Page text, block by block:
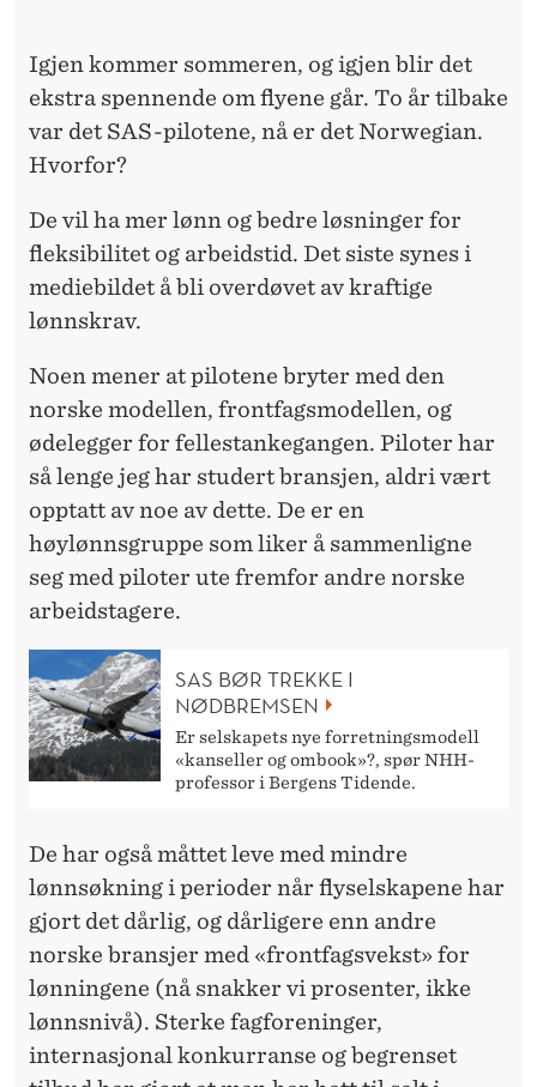
Igjen kommer sommeren, og igjen blir det
ekstra spennende om flyene går. To år tilbake
var det SAS-pilotene, nå er det Norwegian.
Hvorfor?
De vil ha mer lønn og bedre løsninger for
fleksibilitet og arbeidstid. Det siste synes i
mediebildet å bli overdøvet av kraftige
lønnskrav.
Noen mener at pilotene bryter med den
norske modellen, frontfagsmodellen, og
ødelegger for fellestankegangen. Piloter har
så lenge jeg har studert bransjen, aldri vært
opptatt av noe av dette. De er en
høylønnsgruppe som liker å sammenligne
seg med piloter ute fremfor andre norske
arbeidstagere.
SAS BØR TREKKE I
NØDBREMSEN
Er selskapets nye forretningsmodell
«kanseller og ombook»?, spør NHH-
professor i Bergens Tidende.
De har også måttet leve med mindre
lønnsøkning i perioder når flyselskapene har
gjort det dårlig, og dårligere enn andre
norske bransjer med «frontfagsvekst» for
lønningene (nå snakker vi prosenter, ikke
lønnsnivå). Sterke fagforeninger,
internasjonal konkurranse og begrenset